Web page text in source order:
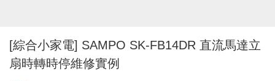
[綜合小家電] SAMPO SK-FB14DR 直流馬達立
扇時轉時停維修實例